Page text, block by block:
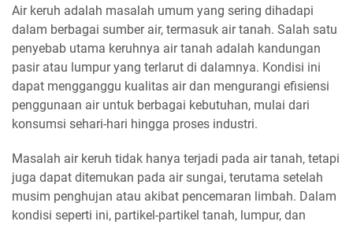
Air keruh adalah masalah umum yang sering dihadapi
dalam berbagai sumber air, termasuk air tanah. Salah satu
penyebab utama keruhnya air tanah adalah kandungan
pasir atau lumpur yang terlarut di dalamnya. Kondisi ini
dapat mengganggu kualitas air dan mengurangi efisiensi
penggunaan air untuk berbagai kebutuhan, mulai dari
konsumsi sehari-hari hingga proses industri.
Masalah air keruh tidak hanya terjadi pada air tanah, tetapi
juga dapat ditemukan pada air sungai, terutama setelah
musim penghujan atau akibat pencemaran limbah. Dalam
kondisi seperti ini, partikel-partikel tanah, lumpur, dan